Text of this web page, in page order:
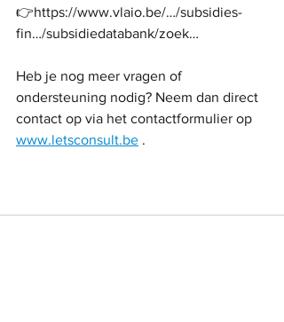
👉https://www.vlaio.be/…/subsidies-
fin…/subsidiedatabank/zoek…
Heb je nog meer vragen of
ondersteuning nodig? Neem dan direct
contact op via het contactformulier op
www.letsconsult.be .